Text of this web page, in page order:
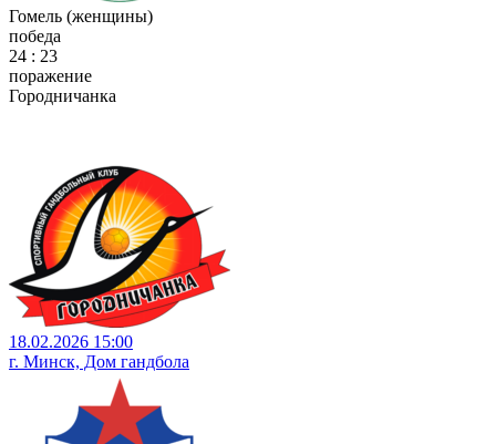
Гомель (женщины)
победа
24 : 23
поражение
Городничанка
18.02.2026 15:00
г. Минск, Дом гандбола